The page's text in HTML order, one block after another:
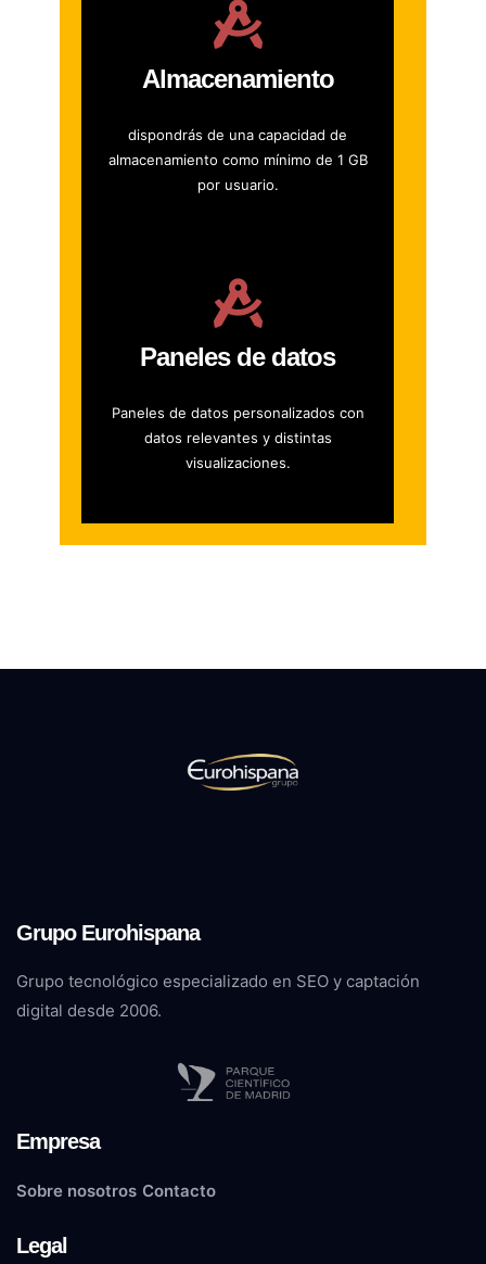
Almacenamiento
dispondrás de una capacidad de
almacenamiento como mínimo de 1 GB
por usuario.
Paneles de datos
Paneles de datos personalizados con
datos relevantes y distintas
visualizaciones.
Grupo Eurohispana
Grupo tecnológico especializado en SEO y captación
digital desde 2006.
Empresa
Sobre nosotros Contacto
Legal